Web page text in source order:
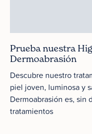
Prueba nuestra
Dermoabrasión
Descubre nuestro
piel joven, luminosa y
Dermoabrasión es, sin
tratamientos